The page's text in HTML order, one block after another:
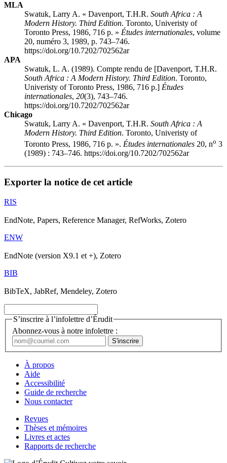
MLA
Swatuk, Larry A. « Davenport, T.H.R. South Africa : A
Modern History. Third Edition. Toronto, Univeristy of
Toronto Press, 1986, 716 p. » Études internationales, volume
20, numéro 3, 1989, p. 743–746.
https://doi.org/10.7202/702562ar
APA
Swatuk, L. A. (1989). Compte rendu de [Davenport, T.H.R.
South Africa : A Modern History. Third Edition. Toronto,
Univeristy of Toronto Press, 1986, 716 p.] Études
internationales, 20(3), 743–746.
https://doi.org/10.7202/702562ar
Chicago
Swatuk, Larry A. « Davenport, T.H.R. South Africa : A
Modern History. Third Edition. Toronto, Univeristy of
Toronto Press, 1986, 716 p. ». Études internationales 20, no 3
(1989) : 743–746. https://doi.org/10.7202/702562ar
Exporter la notice de cet article
RIS
EndNote, Papers, Reference Manager, RefWorks, Zotero
ENW
EndNote (version X9.1 et +), Zotero
BIB
BibTeX, JabRef, Mendeley, Zotero
S’inscrire à l’infolettre d’Érudit
Abonnez-vous à notre infolettre :
À propos
Aide
Accessibilité
Guide de recherche
Nous contacter
Revues
Thèses et mémoires
Livres et actes
Rapports de recherche